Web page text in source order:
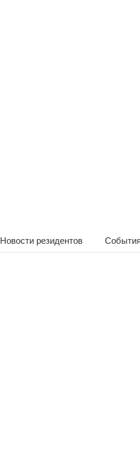
Новости резидентов